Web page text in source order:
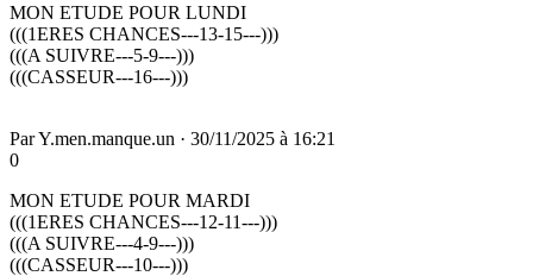
MON ETUDE POUR LUNDI
(((1ERES CHANCES---13-15---)))
(((A SUIVRE---5-9---)))
(((CASSEUR---16---)))
ParY.men.manque.un · 30/11/2025 à 16:21
0
MON ETUDE POUR MARDI
(((1ERES CHANCES---12-11---)))
(((A SUIVRE---4-9---)))
(((CASSEUR---10---)))